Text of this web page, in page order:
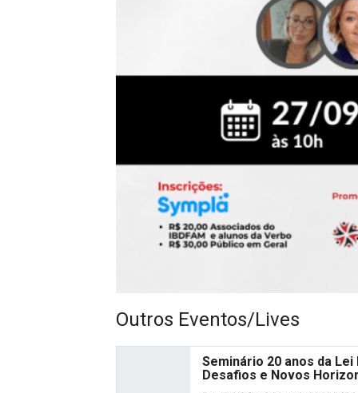
Outros Eventos/Lives
Seminário 20 anos da
Desafios e Novos